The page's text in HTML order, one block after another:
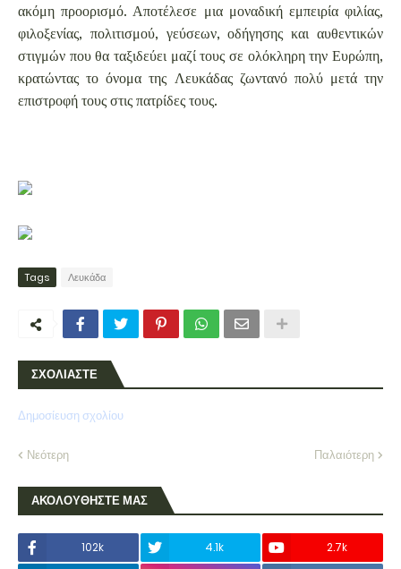
ακόμη προορισμό. Αποτέλεσε μια μοναδική εμπειρία φιλίας,
φιλοξενίας, πολιτισμού, γεύσεων, οδήγησης και αυθεντικών
στιγμών που θα ταξιδεύει μαζί τους σε ολόκληρη την Ευρώπη,
κρατώντας το όνομα της Λευκάδας ζωντανό πολύ μετά την
επιστροφή τους στις πατρίδες τους.
Tags Λευκάδα
ΣΧΟΛΙΑΣΤΕ
Δημοσίευση σχολίου
Νεότερη Παλαιότερη
ΑΚΟΛΟΥΘΗΣΤΕ ΜΑΣ
102k 4.1k
2.7k